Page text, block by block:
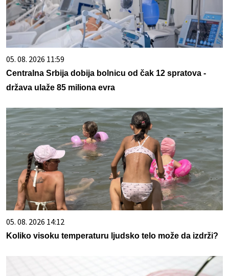
05. 08. 2026 11:59
Centralna Srbija dobija bolnicu od čak 12 spratova -
država ulaže 85 miliona evra
05. 08. 2026 14:12
Koliko visoku temperaturu ljudsko telo može da izdrži?